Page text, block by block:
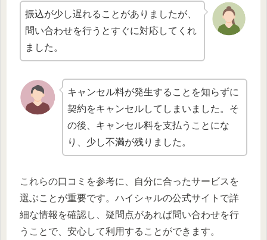
振込が少し遅れることがありましたが、
問い合わせを行うとすぐに対応してくれ
ました。
キャンセル料が発生することを知らずに
契約をキャンセルしてしまいました。そ
の後、キャンセル料を支払うことにな
り、少し不満が残りました。
これらの口コミを参考に、自分に合ったサービスを
選ぶことが重要です。ハイシャルの公式サイトで詳
細な情報を確認し、疑問点があれば問い合わせを行
うことで、安心して利用することができます。